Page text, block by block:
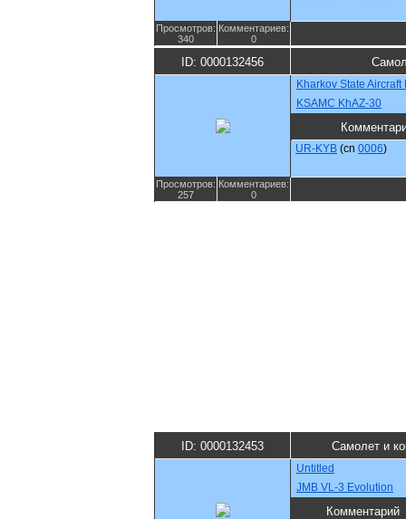
Просмотров:
340
Комментариев:
0
ID: 0000132456
Kharkov State
KSAMC KhAZ-30
UR-KYB (cn 0006)
Просмотров:
257
Комментариев:
0
ID: 0000132453 Самолет и
Untitled
JMB VL-3 Evolution
Комментарий